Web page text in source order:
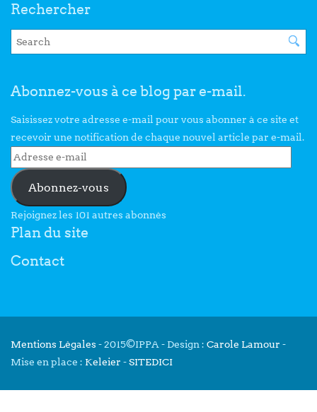
Rechercher
Abonnez-vous à ce blog par e-mail.
Saisissez votre adresse e-mail pour vous abonner à ce site et
recevoir une notification de chaque nouvel article par e-mail.
Abonnez-vous
Rejoignez les 101 autres abonnés
Plan du site
Contact
Mentions Légales- 2015©IPPA - Design : Carole Lamour -
Mise en place : Keleier -SITEDICI